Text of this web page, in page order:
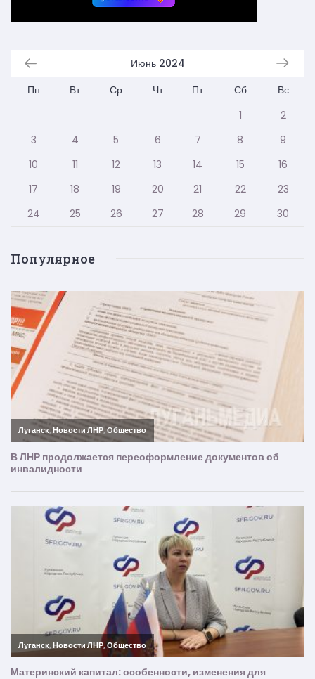
Июнь 2024
Пн
Вт Ср Чт Пт Сб
Вс
1
2
3
4 5 6 7 8
9
10
11 12 13 14 15
16
17
18 19 20 21 22
23
24
25 26 27 28 29 30
Популярное